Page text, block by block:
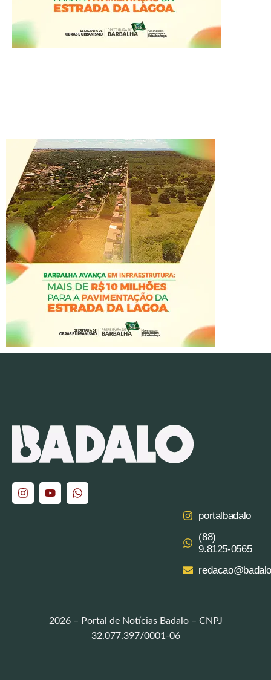
portalbadalo
(88)
9.8125‑0565‬
2026 – Portal de Notícias Badalo – CNPJ
32.077.397/0001-06